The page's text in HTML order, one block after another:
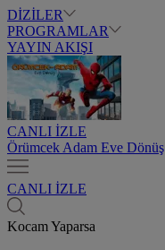
DİZİLER
PROGRAMLAR
YAYIN AKIŞI
CANLI İZLE
Örümcek Adam Eve Dönüş
CANLI İZLE
Kocam Yaparsa